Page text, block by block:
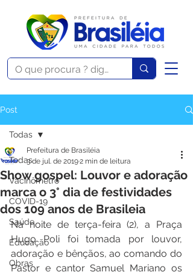
Post
Todas
Vacinômetro
COVID-19
Saúde
Educação
Obras
Todas
Show gospel: Louvor e adoração
marca o 3° dia de festividades
dos 109 anos de Brasileia
Prefeitura de Brasiléia
3 de jul. de 20192 min de leitura
Na noite de terça-feira (2), a Praça
Hugo Poli foi tomada por louvor,
adoração e bênçãos, ao comando do
Pastor e cantor Samuel Mariano os